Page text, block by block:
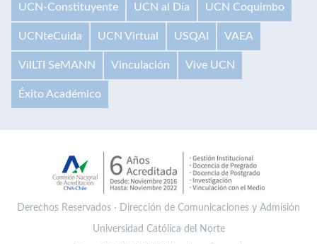
UCN-Constituyente UCN al Día UCN Coquimbo
UCNteCuida UCN Virtual USQAI VAEA
VilLTI SeMANN Vinculación Vive UCN
Éxito Académico
Derechos Reservados · Dirección de Comunicaciones y Admisión
Universidad Católica del Norte